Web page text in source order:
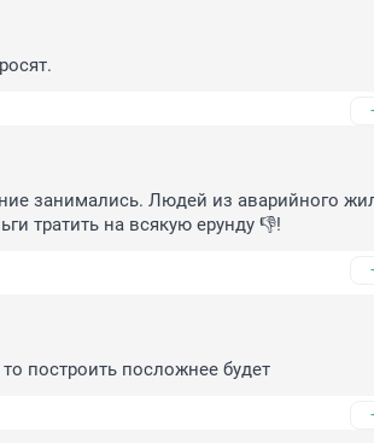
занимались. Людей из аварийного
тратить на всякую ерунду 👎!
построить посложнее будет